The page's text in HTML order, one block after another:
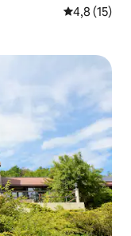
4,8 (15)